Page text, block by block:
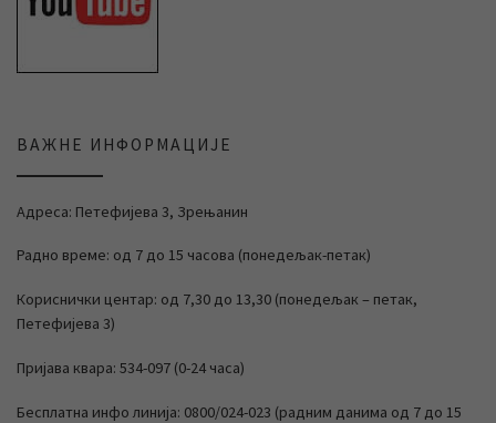
ВАЖНЕ ИНФОРМАЦИЈЕ
Адреса: Петефијева 3, Зрењанин
Радно време: од 7 до 15 часова (понедељак-петак)
Кориснички центар: од 7,30 до 13,30 (понедељак – петак,
Петефијева 3)
Пријава квара: 534-097 (0-24 часа)
Бесплатна инфо линија: 0800/024-023 (радним данима од 7 до 15